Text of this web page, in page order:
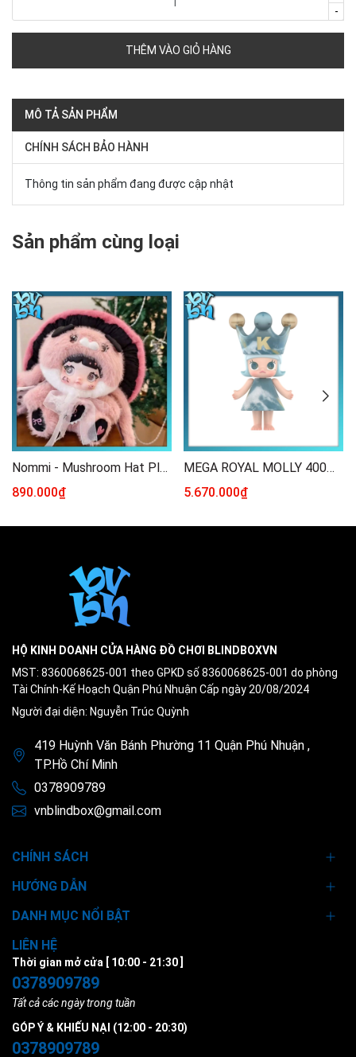
-
THÊM VÀO GIỎ HÀNG
MÔ TẢ SẢN PHẨM
CHÍNH SÁCH BẢO HÀNH
Thông tin sản phẩm đang được cập nhật
Sản phẩm cùng loại
Nommi - Mushroom Hat Plush Blind Box 400% Series
890.000₫
MEGA ROYAL MOLLY 400% DIDI-TO LOVE
5.670.000₫
HỘ KINH DOANH CỬA HÀNG ĐỒ CHƠI BLINDBOXVN
MST: 8360068625-001 theo GPKD số 8360068625-001 do phòng
Tài Chính-Kế Hoạch Quận Phú Nhuận Cấp ngày 20/08/2024
Người đại diện: Nguyễn Trúc Quỳnh
419 Huỳnh Văn Bánh Phường 11 Quận Phú Nhuận ,
TP.Hồ Chí Minh
0378909789
vnblindbox@gmail.com
CHÍNH SÁCH
HƯỚNG DẪN
DANH MỤC NỔI BẬT
LIÊN HỆ
Thời gian mở cửa [ 10:00 - 21:30 ]
0378909789
Tất cả các ngày trong tuần
GÓP Ý & KHIẾU NẠI (12:00 - 20:30)
0378909789